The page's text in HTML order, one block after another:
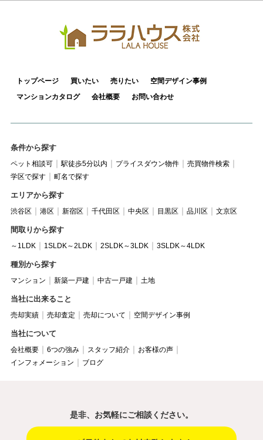
トップページ 買いたい 売りたい
空間デザイン事例
マンションカタログ
会社概要 お問い合わせ
条件から探す
ペット相談可 駅徒歩5分以内 プライスダウン物件
売買物件検索
学区で探す
町名で探す
エリアから探す
渋谷区 港区 新宿区 千代田区 中央区 目黒区 品川区 文京区
間取りから探す
～1LDK 1SLDK～2LDK 2SLDK～3LDK 3SLDK～4LDK
種別から探す
マンション 新築一戸建 中古一戸建 土地
当社に出来ること
売却実績 売却査定 売却について 空間デザイン事例
当社について
会社概要 6つの強み スタッフ紹介
お客様の声
インフォメーション
ブログ
是非、お気軽にご相談ください。